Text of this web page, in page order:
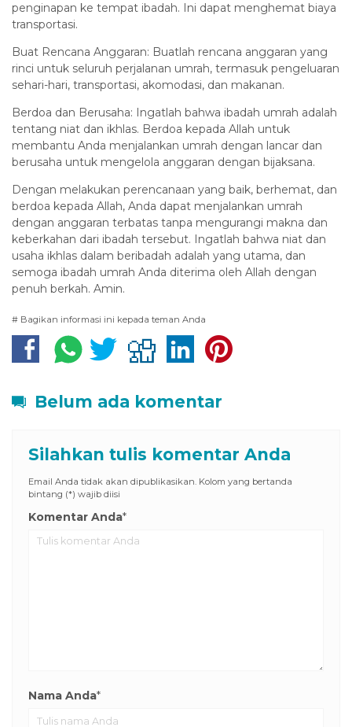
penginapan ke tempat ibadah. Ini dapat menghemat biaya
transportasi.
Buat Rencana Anggaran: Buatlah rencana anggaran yang
rinci untuk seluruh perjalanan umrah, termasuk pengeluaran
sehari-hari, transportasi, akomodasi, dan makanan.
Berdoa dan Berusaha: Ingatlah bahwa ibadah umrah adalah
tentang niat dan ikhlas. Berdoa kepada Allah untuk
membantu Anda menjalankan umrah dengan lancar dan
berusaha untuk mengelola anggaran dengan bijaksana.
Dengan melakukan perencanaan yang baik, berhemat, dan
berdoa kepada Allah, Anda dapat menjalankan umrah
dengan anggaran terbatas tanpa mengurangi makna dan
keberkahan dari ibadah tersebut. Ingatlah bahwa niat dan
usaha ikhlas dalam beribadah adalah yang utama, dan
semoga ibadah umrah Anda diterima oleh Allah dengan
penuh berkah. Amin.
# Bagikan informasi ini kepada teman Anda
Belum ada komentar
Silahkan tulis komentar Anda
Email Anda tidak akan dipublikasikan. Kolom yang bertanda
bintang (*) wajib diisi
Komentar Anda*
Nama Anda*